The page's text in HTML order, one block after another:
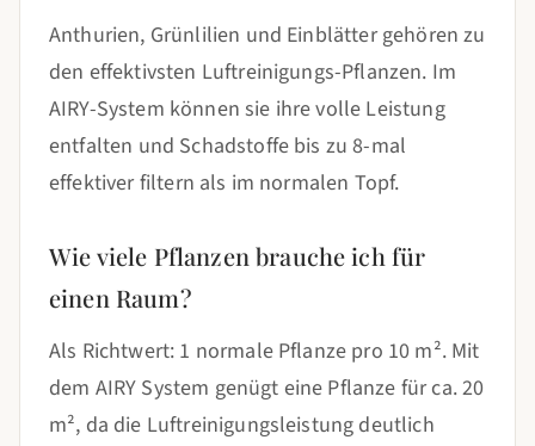
Anthurien, Grünlilien und Einblätter gehören zu
den effektivsten Luftreinigungs-Pflanzen. Im
AIRY-System können sie ihre volle Leistung
entfalten und Schadstoffe bis zu 8-mal
effektiver filtern als im normalen Topf.
Wie viele Pflanzen brauche ich für
einen Raum?
Als Richtwert: 1 normale Pflanze pro 10 m². Mit
dem AIRY System genügt eine Pflanze für ca. 20
m², da die Luftreinigungsleistung deutlich